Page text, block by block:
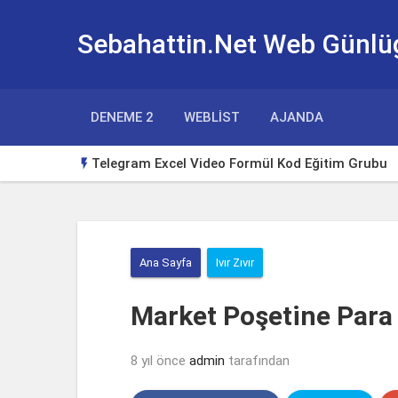
Sebahattin.Net Web
DENEME 2 WEBLIST AJANDA
 Telegram Excel Video Formül Kod Eğitim Grubu
Excel Klavye Kısayolları
Excelde tutup aşağı çekerek otomatik doldurma
Ana Sayfa Ivır Zıvır
Market Poşetine
8 yıl önce admin tarafından